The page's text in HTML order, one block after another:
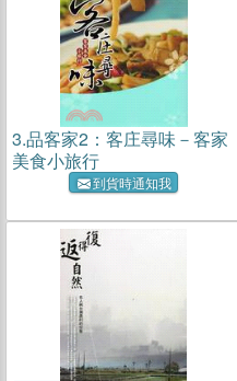
3.品客家2：客庄尋味－客家
美食小旅行
到貨時通知我